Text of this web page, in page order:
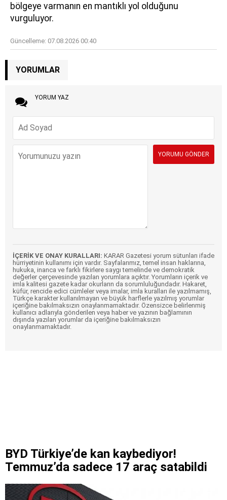
bölgeye varmanın en mantıklı yol olduğunu
vurguluyor.
Güncelleme: 07.08.2026 00:40
YORUMLAR
YORUM YAZ
İÇERİK VE ONAY KURALLARI: KARAR Gazetesi yorum sütunları ifade
hürriyetinin kullanımı için vardır. Sayfalarımız, temel insan haklarına,
hukuka, inanca ve farklı fikirlere saygı temelinde ve demokratik
değerler çerçevesinde yazılan yorumlara açıktır. Yorumların içerik ve
imla kalitesi gazete kadar okurların da sorumluluğundadır. Hakaret,
küfür, rencide edici cümleler veya imalar, imla kuralları ile yazılmamış,
Türkçe karakter kullanılmayan ve büyük harflerle yazılmış yorumlar
içeriğine bakılmaksızın onaylanmamaktadır. Özensizce belirlenmiş
kullanıcı adlarıyla gönderilen veya haber ve yazının bağlamının
dışında yazılan yorumlar da içeriğine bakılmaksızın
onaylanmamaktadır.
BYD Türkiye’de kan kaybediyor!
Temmuz’da sadece 17 araç satabildi